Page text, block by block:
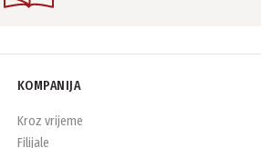
KOMPANIJA
Kroz vrijeme
Filijale